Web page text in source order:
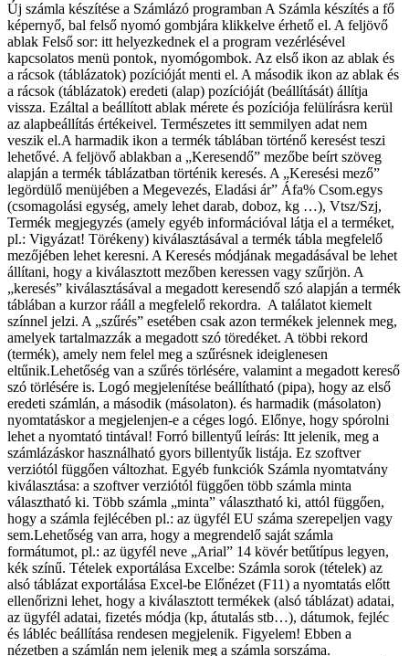
Új számla készítése a Számlázó programban A Számla készítés a fő
képernyő, bal felső nyomó gombjára klikkelve érhető el. A feljövő
ablak Felső sor: itt helyezkednek el a program vezérlésével
kapcsolatos menü pontok, nyomógombok. Az első ikon az ablak és
a rácsok (táblázatok) pozícióját menti el. A második ikon az ablak és
a rácsok (táblázatok) eredeti (alap) pozícióját (beállítását) állítja
vissza. Ezáltal a beállított ablak mérete és pozíciója felülírásra kerül
az alapbeállítás értékeivel. Természetes itt semmilyen adat nem
veszik el.A harmadik ikon a termék táblában történő keresést teszi
lehetővé. A feljövő ablakban a „Keresendő” mezőbe beírt szöveg
alapján a termék táblázatban történik keresés. A „Keresési mező”
legördülő menüjében a Megevezés, Eladási ár” Áfa% Csom.egys
(csomagolási egység, amely lehet darab, doboz, kg …), Vtsz/Szj,
Termék megjegyzés (amely egyéb információval látja el a terméket,
pl.: Vigyázat! Törékeny) kiválasztásával a termék tábla megfelelő
mezőjében lehet keresni. A Keresés módjának megadásával be lehet
állítani, hogy a kiválasztott mezőben keressen vagy szűrjön. A
„keresés” kiválasztásával a megadott keresendő szó alapján a termék
táblában a kurzor rááll a megfelelő rekordra. A találatot kiemelt
színnel jelzi. A „szűrés” esetében csak azon termékek jelennek meg,
amelyek tartalmazzák a megadott szó töredéket. A többi rekord
(termék), amely nem felel meg a szűrésnek ideiglenesen
eltűnik.Lehetőség van a szűrés törlésére, valamint a megadott kereső
szó törlésére is. Logó megjelenítése beállítható (pipa), hogy az első
eredeti számlán, a második (másolaton). és harmadik (másolaton)
nyomtatáskor a megjelenjen-e a céges logó. Előnye, hogy spórolni
lehet a nyomtató tintával! Forró billentyű leírás: Itt jelenik, meg a
számlázáskor használható gyors billentyűk listája. Ez szoftver
verziótól függően változhat. Egyéb funkciók Számla nyomtatvány
kiválasztása: a szoftver verziótól függően több számla minta
választható ki. Több számla „minta” választható ki, attól függően,
hogy a számla fejlécében pl.: az ügyfél EU száma szerepeljen vagy
sem.Lehetőség van arra, hogy a megrendelő saját számla
formátumot, pl.: az ügyfél neve „Arial” 14 kövér betűtípus legyen,
kék színű. Tételek exportálása Excelbe: Számla sorok (tételek) az
alsó táblázat exportálása Excel-be Előnézet (F11) a nyomtatás előtt
ellenőrizni lehet, hogy a kiválasztott termékek (alsó táblázat) adatai,
az ügyfél adatai, fizetés módja (kp, átutalás stb…), dátumok, fejléc
és lábléc beállítása rendesen megjelenik. Figyelem! Ebben a
nézetben a számlán nem jelenik meg a számla sorszáma.